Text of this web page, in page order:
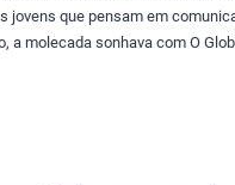
jovens que pensam em
a molecada sonhava com O